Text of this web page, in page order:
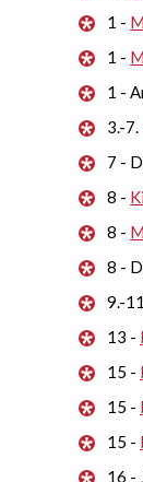
1 -
1 -
1 -
3.-7.
7 -
8 -
8 -
8 -
9.-
13 -
15 -
15 -
15 -
16 -